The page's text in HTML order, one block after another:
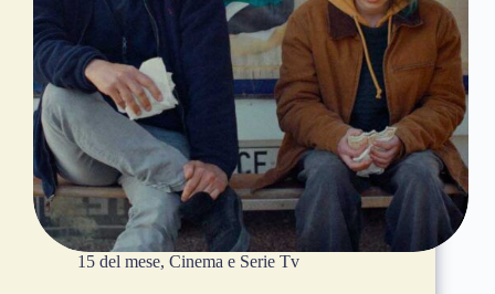
15 del mese, Cinema e Serie Tv